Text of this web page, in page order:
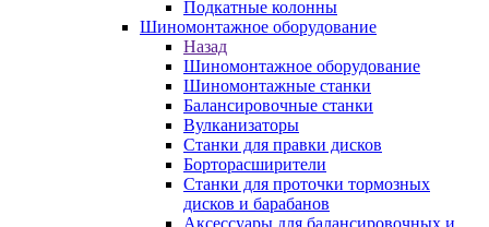
Подкатные колонны
Шиномонтажное оборудование
Назад
Шиномонтажное оборудование
Шиномонтажные станки
Балансировочные станки
Вулканизаторы
Станки для правки дисков
Борторасширители
Станки для проточки тормозных
дисков и барабанов
Аксессуары для балансировочных и